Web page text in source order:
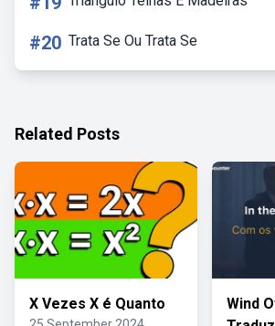
#20 Trata Se Ou Trata Se
Related Posts
X Vezes X é Quanto
Wind